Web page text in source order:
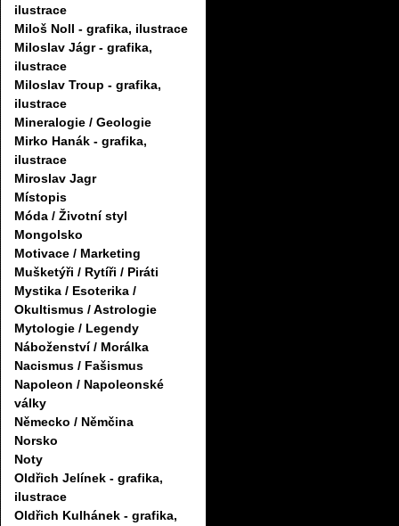
ilustrace
Miloš Noll - grafika, ilustrace
Miloslav Jágr - grafika,
ilustrace
Miloslav Troup - grafika,
ilustrace
Mineralogie / Geologie
Mirko Hanák - grafika,
ilustrace
Miroslav Jagr
Místopis
Móda / Životní styl
Mongolsko
Motivace / Marketing
Mušketýři / Rytíři / Piráti
Mystika / Esoterika /
Okultismus / Astrologie
Mytologie / Legendy
Náboženství / Morálka
Nacismus / Fašismus
Napoleon / Napoleonské
války
Německo / Němčina
Norsko
Noty
Oldřich Jelínek - grafika,
ilustrace
Oldřich Kulhánek - grafika,